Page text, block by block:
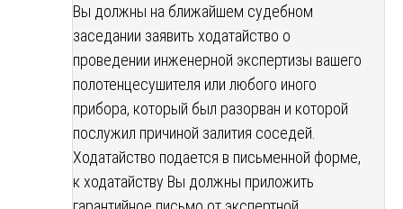
Вы должны на ближайшем судебном
заседании заявить ходатайство о
проведении инженерной экспертизы вашего
полотенцесушителя или любого иного
прибора, который был разорван и которой
послужил причиной залития соседей.
Ходатайство подается в письменной форме,
к ходатайству Вы должны приложить